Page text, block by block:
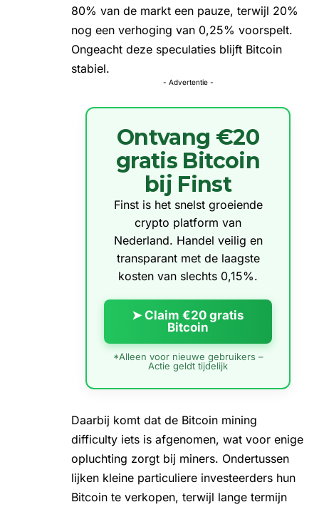
80% van de markt een pauze, terwijl 20%
nog een verhoging van 0,25% voorspelt.
Ongeacht deze speculaties blijft Bitcoin
stabiel.
- Advertentie -
Ontvang €20
gratis Bitcoin
bij Finst
Finst is het snelst groeiende
crypto platform van
Nederland. Handel veilig en
transparant met de laagste
kosten van slechts 0,15%.
➤ Claim €20 gratis
Bitcoin
*Alleen voor nieuwe gebruikers –
Actie geldt tijdelijk
Daarbij komt dat de Bitcoin mining
difficulty iets is afgenomen, wat voor enige
opluchting zorgt bij miners. Ondertussen
lijken kleine particuliere investeerders hun
Bitcoin te verkopen, terwijl lange termijn